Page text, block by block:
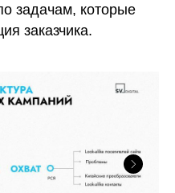
задачам, которые
заказчика.